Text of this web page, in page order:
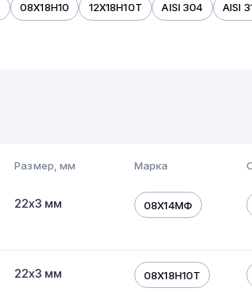
08Х18Н10 12Х18Н10Т AISI 304 AISI
Размер, мм Марка
22х3 мм 08Х14МФ
22х3 мм 08Х18Н10Т